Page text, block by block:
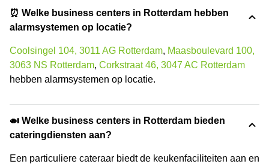
⏰ Welke business centers in Rotterdam hebben
alarmsystemen op locatie?
Coolsingel 104, 3011 AG Rotterdam, Maasboulevard 100,
3063 NS Rotterdam, Corkstraat 46, 3047 AC Rotterdam
hebben alarmsystemen op locatie.
🍛 Welke business centers in Rotterdam bieden
cateringdiensten aan?
Een particuliere cateraar biedt de keukenfaciliteiten aan en